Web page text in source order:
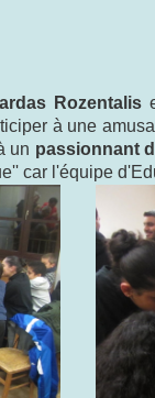
Rozentalis
à une
un passionnant
car l'équipe